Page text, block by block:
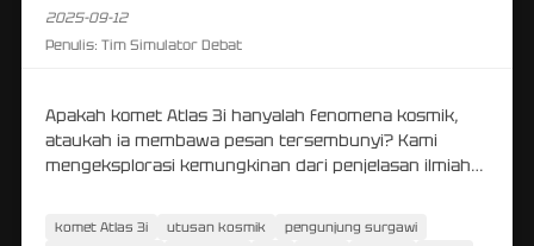
2025-09-12
Penulis: Tim Simulator Debat
Apakah komet Atlas 3i hanyalah fenomena kosmik,
ataukah ia membawa pesan tersembunyi? Kami
mengeksplorasi kemungkinan dari penjelasan ilmiah
komet Atlas 3i utusan kosmik
pengunjung surgawi